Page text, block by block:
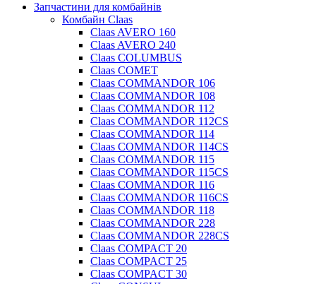
Запчастини для комбайнів
Комбайн Claas
Claas AVERO 160
Claas AVERO 240
Claas COLUMBUS
Claas COMET
Claas COMMANDOR 106
Claas COMMANDOR 108
Claas COMMANDOR 112
Claas COMMANDOR 112CS
Claas COMMANDOR 114
Claas COMMANDOR 114CS
Claas COMMANDOR 115
Claas COMMANDOR 115CS
Claas COMMANDOR 116
Claas COMMANDOR 116CS
Claas COMMANDOR 118
Claas COMMANDOR 228
Claas COMMANDOR 228CS
Claas COMPACT 20
Claas COMPACT 25
Claas COMPACT 30